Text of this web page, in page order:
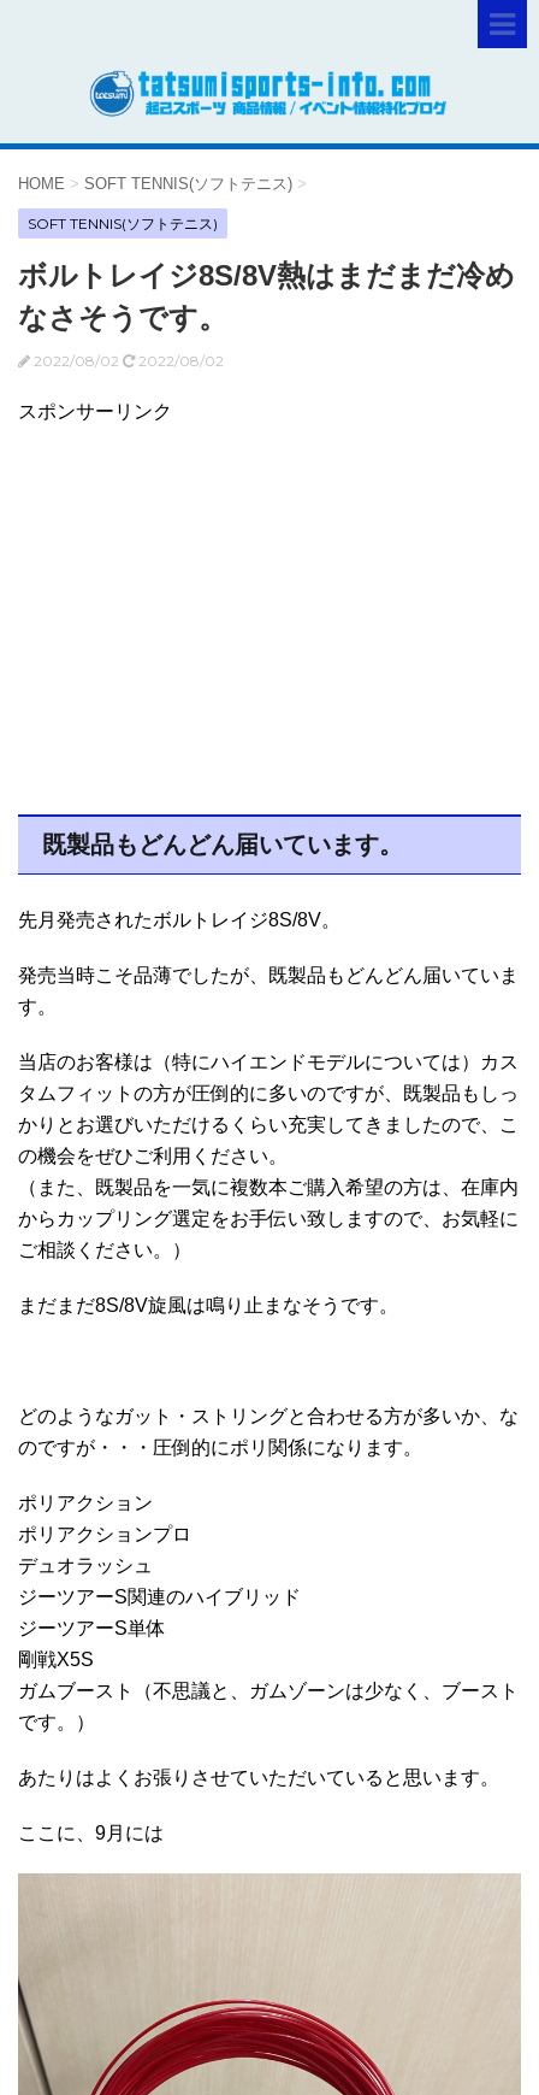
HOME > SOFT TENNIS(ソフトテニス) >
SOFT TENNIS(ソフトテニス)
ボルトレイジ8S/8V熱はまだまだ冷め
なさそうです。
2022/08/02 2022/08/02
スポンサーリンク
既製品もどんどん届いています。
先月発売されたボルトレイジ8S/8V。
発売当時こそ品薄でしたが、既製品もどんどん届いていま
す。
当店のお客様は（特にハイエンドモデルについては）カス
タムフィットの方が圧倒的に多いのですが、既製品もしっ
かりとお選びいただけるくらい充実してきましたので、こ
の機会をぜひご利用ください。
（また、既製品を一気に複数本ご購入希望の方は、在庫内
からカップリング選定をお手伝い致しますので、お気軽に
ご相談ください。）
まだまだ8S/8V旋風は鳴り止まなそうです。
どのようなガット・ストリングと合わせる方が多いか、な
のですが・・・圧倒的にポリ関係になります。
ポリアクション
ポリアクションプロ
デュオラッシュ
ジーツアーS関連のハイブリッド
ジーツアーS単体
剛戦X5S
ガムブースト（不思議と、ガムゾーンは少なく、ブースト
です。）
あたりはよくお張りさせていただいていると思います。
ここに、9月には